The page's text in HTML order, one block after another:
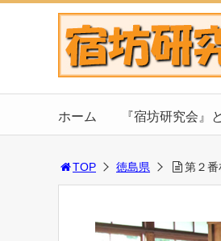
ホーム 『宿坊研究会』
TOP 徳島県 第２